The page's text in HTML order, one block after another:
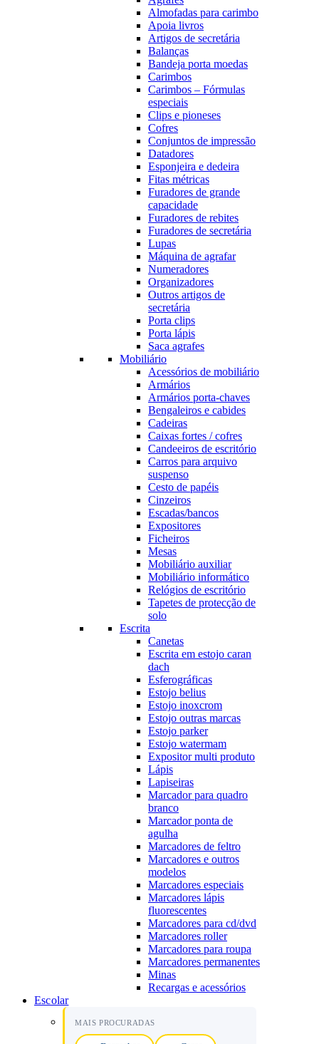
Almofadas para carimbo
Apoia livros
Artigos de secretária
Balanças
Bandeja porta moedas
Carimbos
Carimbos – Fórmulas
especiais
Clips e pioneses
Cofres
Conjuntos de impressão
Datadores
Esponjeira e dedeira
Fitas métricas
Furadores de grande
capacidade
Furadores de rebites
Furadores de secretária
Lupas
Máquina de agrafar
Numeradores
Organizadores
Outros artigos de
secretária
Porta clips
Porta lápis
Saca agrafes
Mobiliário
Acessórios de mobiliário
Armários
Armários porta-chaves
Bengaleiros e cabides
Cadeiras
Caixas fortes / cofres
Candeeiros de escritório
Carros para arquivo
suspenso
Cesto de papéis
Cinzeiros
Escadas/bancos
Expositores
Ficheiros
Mesas
Mobiliário auxiliar
Mobiliário informático
Relógios de escritório
Tapetes de protecção de
solo
Escrita
Canetas
Escrita em estojo caran
dach
Esferográficas
Estojo belius
Estojo inoxcrom
Estojo outras marcas
Estojo parker
Estojo watermam
Expositor multi produto
Lápis
Lapiseiras
Marcador para quadro
branco
Marcador ponta de
agulha
Marcadores de feltro
Marcadores e outros
modelos
Marcadores especiais
Marcadores lápis
fluorescentes
Marcadores para cd/dvd
Marcadores roller
Marcadores para roupa
Marcadores permanentes
Minas
Recargas e acessórios
Escolar
MAIS PROCURADAS